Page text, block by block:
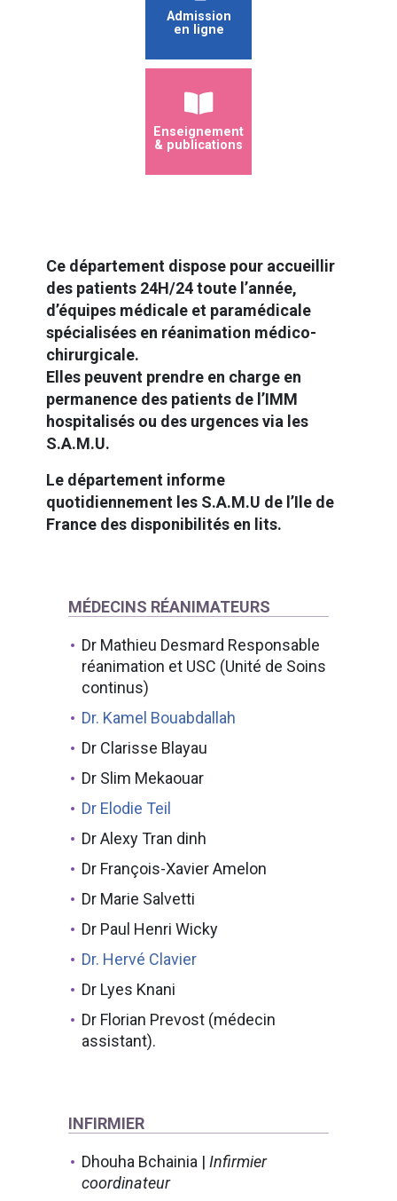
Admission
en ligne
Enseignement
& publications
Ce département dispose pour accueillir
des patients 24H/24 toute l’année,
d’équipes médicale et paramédicale
spécialisées en réanimation médico-
chirurgicale.
Elles peuvent prendre en charge en
permanence des patients de l’IMM
hospitalisés ou des urgences via les
S.A.M.U.
Le département informe
quotidiennement les S.A.M.U de l’Ile de
France des disponibilités en lits.
MÉDECINS RÉANIMATEURS
Dr Mathieu Desmard Responsable
réanimation et USC (Unité de Soins
continus)
Dr. Kamel Bouabdallah
Dr Clarisse Blayau
Dr Slim Mekaouar
Dr Elodie Teil
Dr Alexy Tran dinh
Dr François-Xavier Amelon
Dr Marie Salvetti
Dr Paul Henri Wicky
Dr. Hervé Clavier
Dr Lyes Knani
Dr Florian Prevost (médecin
assistant).
INFIRMIER
Dhouha Bchainia | Infirmier
coordinateur